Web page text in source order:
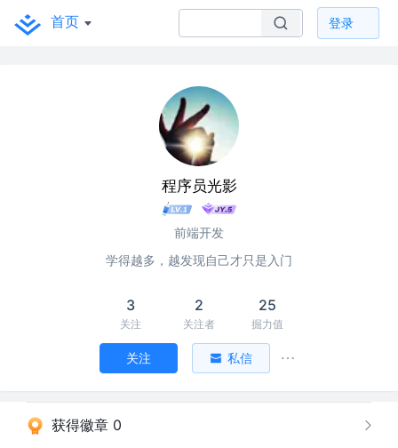
首页 登录
程序员光影
前端开发
学得越多，越发现自己才只是入门
3
关注
2
关注者
25
掘力值
关注 私信
获得徽章 0